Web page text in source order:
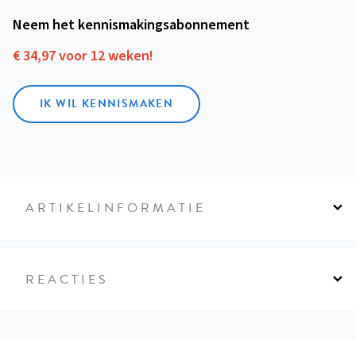
Neem het kennismakings­abonnement
€ 34,97 voor 12 weken!
IK WIL KENNISMAKEN
ARTIKELINFORMATIE
REACTIES